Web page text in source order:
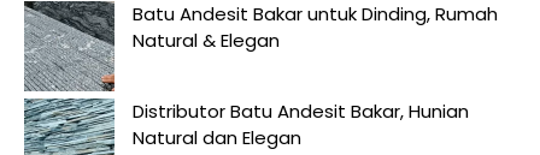
Batu Andesit Bakar untuk Dinding, Rumah
Natural & Elegan
Distributor Batu Andesit Bakar, Hunian
Natural dan Elegan